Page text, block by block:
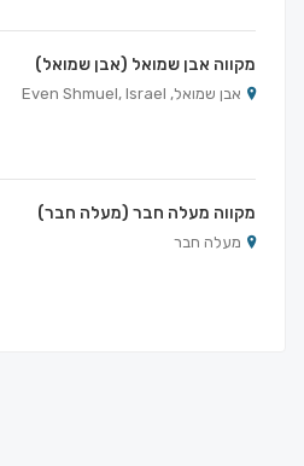
מקווה אבן שמואל (אבן שמואל)
אבן שמואל, Even Shmuel, Israel
מקווה מעלה חבר (מעלה חבר)
מעלה חבר